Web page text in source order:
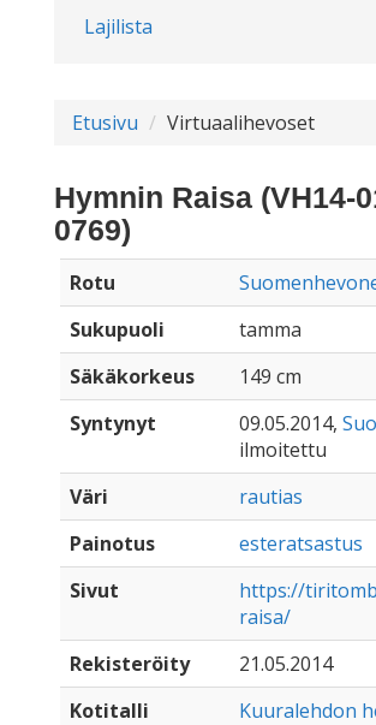
Lajilista
Etusivu Virtuaalihevoset
Hymnin Raisa (VH14-
0769)
Rotu
Sukupuoli
tamma
Säkäkorkeus
149 cm
Syntynyt
09.05.2014,
ilmoitettu
Väri
rautias
Painotus
esteratsastus
Sivut
https://
raisa/
Rekisteröity
21.05.2014
Kotitalli
Kuuralehdon